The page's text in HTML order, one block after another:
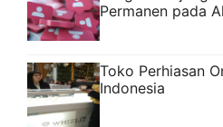
Permanen pada
Toko Perhiasan
Indonesia